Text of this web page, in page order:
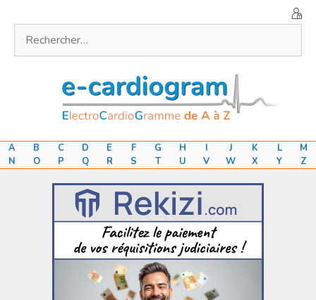
contenu
A B C D E F G H I J K L
M
N
O P Q R S T U V W X Y Z